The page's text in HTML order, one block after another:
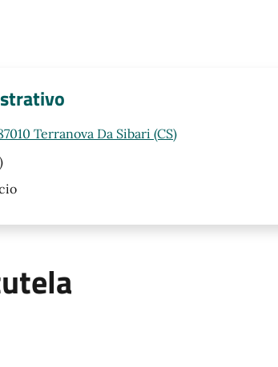
Terranova Da Sibari (CS)